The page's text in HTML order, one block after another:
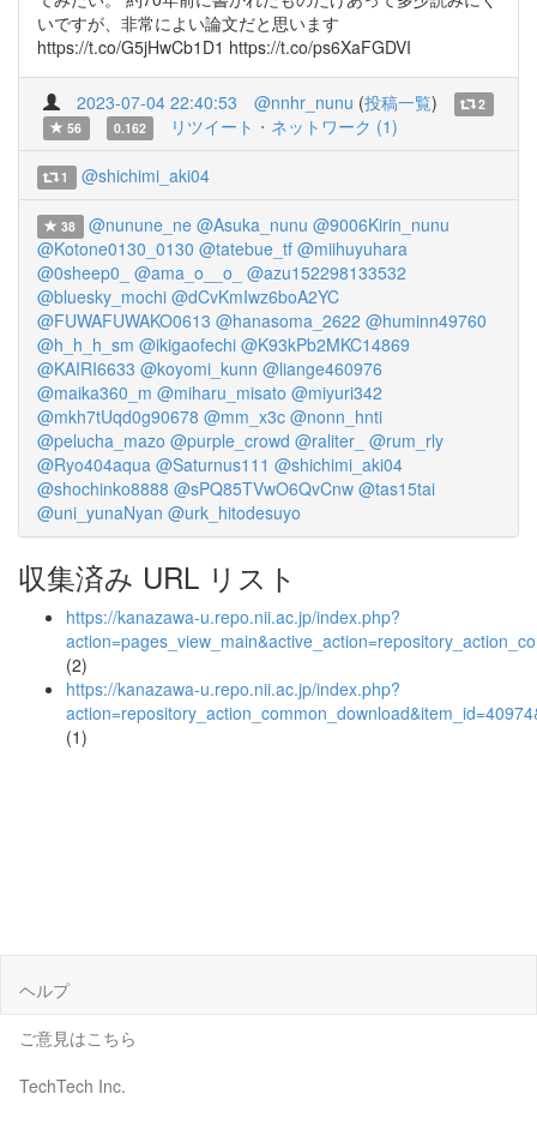
いですが、非常によい論文だと思います
https://t.co/G5jHwCb1D1 https://t.co/ps6XaFGDVI
2023-07-04 22:40:53 @nnhr_nunu (投稿一覧)
2
56
0.162 リツイート・ネットワーク (1)
1 @shichimi_aki04
38 @nunune_ne @Asuka_nunu @9006Kirin_nunu
@Kotone0130_0130 @tatebue_tf @miihuyuhara
@0sheep0_
@ama_o__o_
@azu152298133532
@bluesky_mochi @dCvKmIwz6boA2YC
@FUWAFUWAKO0613 @hanasoma_2622 @huminn49760
@h_h_h_sm @ikigaofechi @K93kPb2MKC14869
@KAIRI6633 @koyomi_kunn @liange460976
@maika360_m @miharu_misato @miyuri342
@mkh7tUqd0g90678 @mm_x3c @nonn_hnti
@pelucha_mazo @purple_crowd @raliter_ @rum_rly
@Ryo404aqua @Saturnus111 @shichimi_aki04
@shochinko8888 @sPQ85TVwO6QvCnw @tas15tai
@uni_yunaNyan @urk_hitodesuyo
収集済み URL リスト
https://kanazawa-u.repo.nii.ac.jp/index.php?
(2)
https://kanazawa-u.repo.nii.ac.jp/index.php?
(1)
ヘルプ
ご意見はこちら
TechTech Inc.